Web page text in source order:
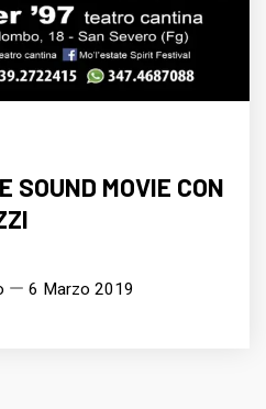
SOUND MOVIE CON
6 Marzo 2019